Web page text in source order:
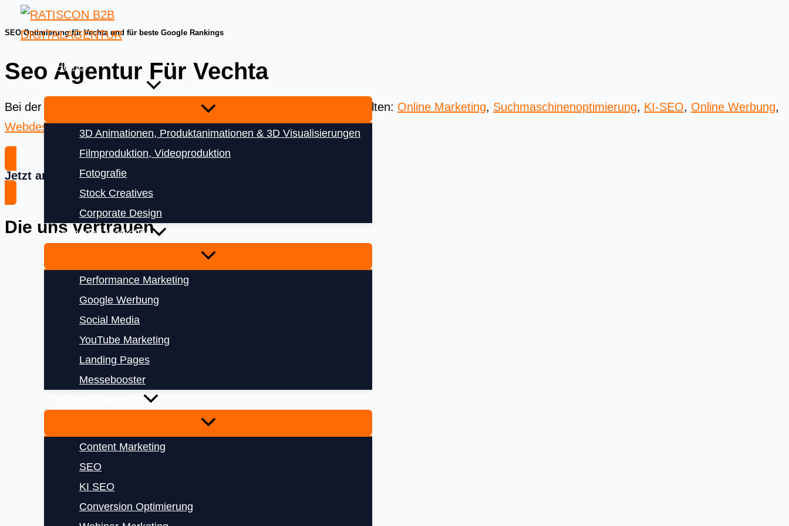
Skip
to
Home
Creatives & Design
3D Animationen, Produktanimationen & 3D Visualisierungen
Filmproduktion, Videoproduktion
Fotografie
Stock Creatives
Corporate Design
Outbound Marketing
Performance Marketing
Google Werbung
Social Media
YouTube Marketing
Landing Pages
Messebooster
Content Marketing
SEO
KI SEO
Conversion Optimierung
SEO Optimierung für Vechta und für beste Google Rankings
Seo Agentur Für Vechta
Bei der bekommen Sie das Beste aus aller Welten: Online Marketing, Suchmaschinenoptimierung, KI-SEO, Online Werbung,
WebdesignundDigitalisierung
Jetzt anfragen
Die uns vertrauen